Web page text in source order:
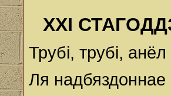
ХХI
Трубi, трубi,
Ля надбяздоннае